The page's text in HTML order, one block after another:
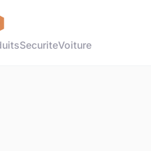
SecuriteVoiture